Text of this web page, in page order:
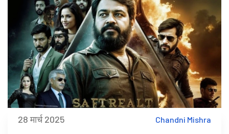
28 मार्च 2025 Chandni Mishra